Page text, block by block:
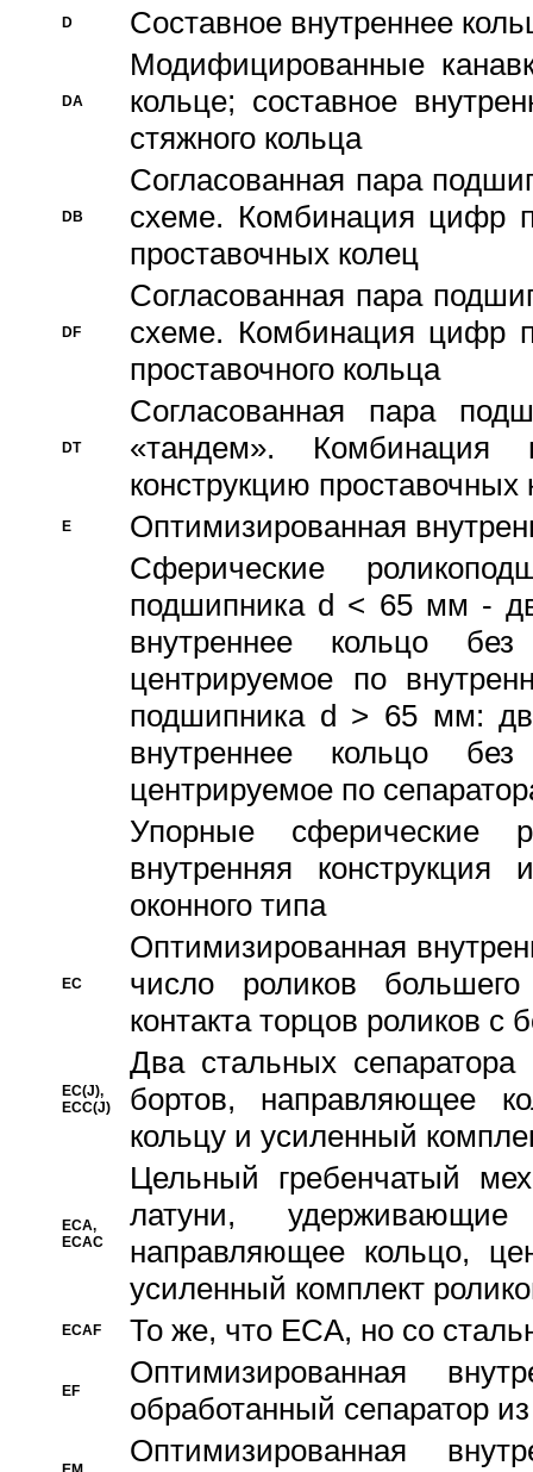
D Составное внутреннее
DA
Модифицированные
кольце; составное
стяжного кольца
DB
Согласованная пара
схеме. Комбинация цифр
проставочных колец
DF
Согласованная пара
схеме. Комбинация цифр
проставочного кольца
DT
Согласованная пара
«тандем».
конструкцию проставочных
E
Оптимизированная
Сферические
подшипника d < 65 мм -
внутреннее кольцо
центрируемое по
подшипника d > 65 мм:
внутреннее кольцо
центрируемое по
Упорные сферические
внутренняя
оконного типа
EC
Oптимизированная
число роликов
контакта торцов роликов с
EC(J),
ECC(J)
Два стальных сепаратора
бортов, направляющее
кольцу и усиленный
ECA,
ECAC
Цельный гребенчатый
латуни,
направляющее кольцо,
усиленный комплект
ECAF То же, что ECA, но со
EF
Оптимизированная
обработанный сепаратор
Оптимизированная